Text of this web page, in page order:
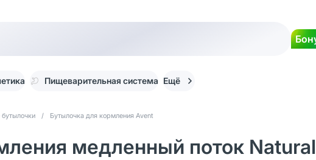
Пищеварительная система Ещё
/ Бутылочка для кормления Avent
медленный поток